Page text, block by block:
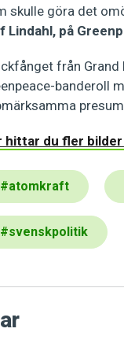
skulle göra det
Lindahl, på
från
banderoll
hittar du fler
#atomkraft
#svenskpolitik